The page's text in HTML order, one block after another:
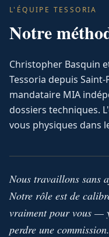
L'ÉQUIPE TESSORIA
Notre
Christopher Basquin
Tessoria depuis
mandataire MIA
dossiers techniques.
vous physiques dans
Nous travaillons sans
Notre rôle est de
vraiment pour vous —
perdre une commission.